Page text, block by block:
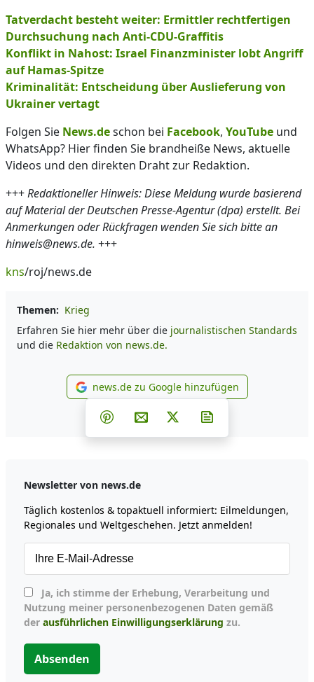
Tatverdacht besteht weiter: Ermittler rechtfertigen
Durchsuchung nach Anti-CDU-Graffitis
Konflikt in Nahost: Israel Finanzminister lobt Angriff
auf Hamas-Spitze
Kriminalität: Entscheidung über Auslieferung von
Ukrainer vertagt
Folgen Sie News.deschon bei Facebook, YouTube und
WhatsApp? Hier finden Sie brandheiße News, aktuelle
Videos und den direkten Draht zur Redaktion.
+++Redaktioneller Hinweis: Diese Meldung wurde basierend
auf Material der Deutschen Presse-Agentur (dpa) erstellt. Bei
Anmerkungen oder Rückfragen wenden Sie sich bitte an
hinweis@news.de. +++
kns/roj/news.de
Themen: Krieg
Erfahren Sie hier mehr über die journalistischen Standards
und die Redaktion von news.de.
news.de zu Google
news.de zu Google hinzufügen
Teilen auf Facebook
Teilen auf Whatsapp
Teilen auf Telegram
Teilen auf Pinterest
Per E-Mail teilen
Post auf X
Newsletter von news.de
Täglich kostenlos & topaktuell informiert: Eilmeldungen,
Regionales und Weltgeschehen. Jetzt anmelden!
Nutzung meiner personenbezogenen Daten gemäß
der ausführlichen Einwilligungserklärung zu.
Absenden